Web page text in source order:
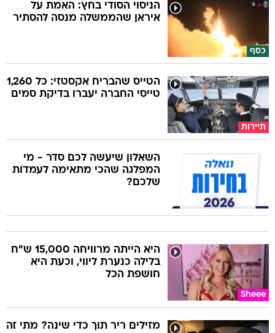
כסף
הניסוי הסודי בחץ: האמת על
איראן שהממשלה מנסה להסתיר
תיירות
הטייס שהבריח אקסטזי: כל 1,260
טייסי החברה יעברו בדיקת סמים
השאלון שיעשה לכם סדר - מי
המפלגה שהכי מתאימה לעמדות
שלכם?
Sheee
היא הייתה מרוויחה 15,000 ש"ח
בלילה כנערת ליווי, וכעת היא
חושפת הכל
מזילים ריר תוך כדי שינה? מתי זה